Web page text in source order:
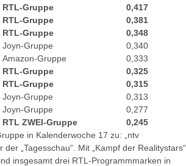
RTL-Gruppe
0,417
RTL-Gruppe
0,381
RTL-Gruppe
0,348
Joyn-Gruppe
0,340
Amazon-Gruppe
0,333
RTL-Gruppe
0,325
RTL-Gruppe
0,315
Joyn-Gruppe
0,313
Joyn-Gruppe
0,277
RTL ZWEI-Gruppe
0,245
in Kalenderwoche 17 zu: „ntv
„Tagesschau“. Mit „Kampf der Realitystars“
insgesamt drei RTL-Programmmarken in